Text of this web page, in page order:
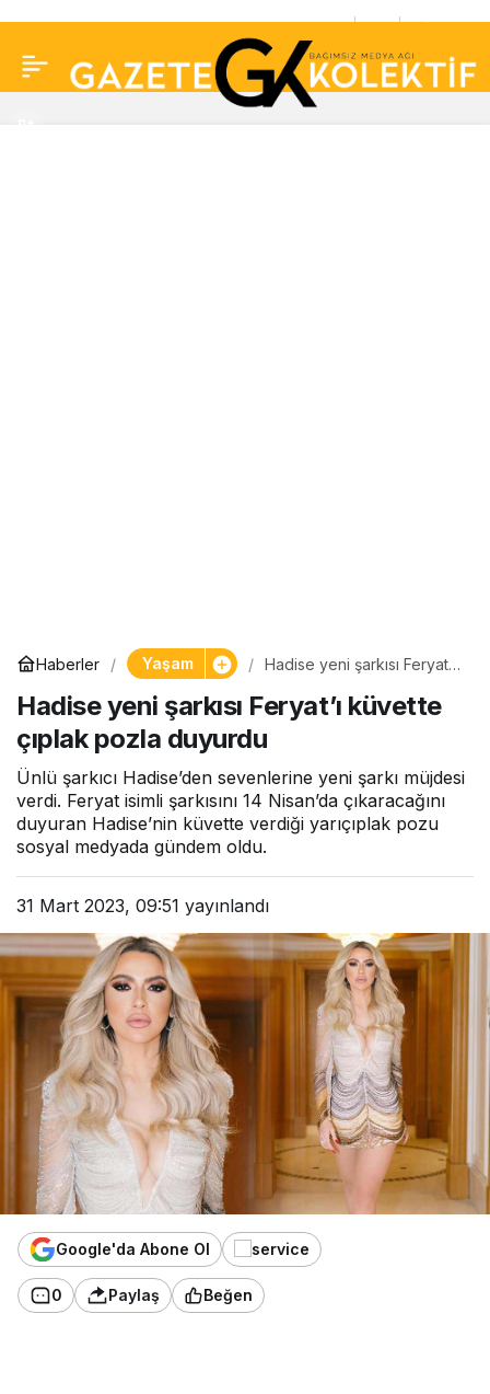
Haberler Yaşam
Hadise yeni şarkısı Feryat’ı
duyurdu
Hadise yeni şarkısı Feryat’ı küvette
çıplak pozla duyurdu
Ünlü şarkıcı Hadise’den sevenlerine yeni şarkı müjdesi
verdi. Feryat isimli şarkısını 14 Nisan’da çıkaracağını
duyuran Hadise’nin küvette verdiği yarıçıplak pozu
sosyal medyada gündem oldu.
31 Mart 2023, 09:51 yayınlandı
Google'da Abone Ol
0 Paylaş Beğen
kesenin ağzını açtı: